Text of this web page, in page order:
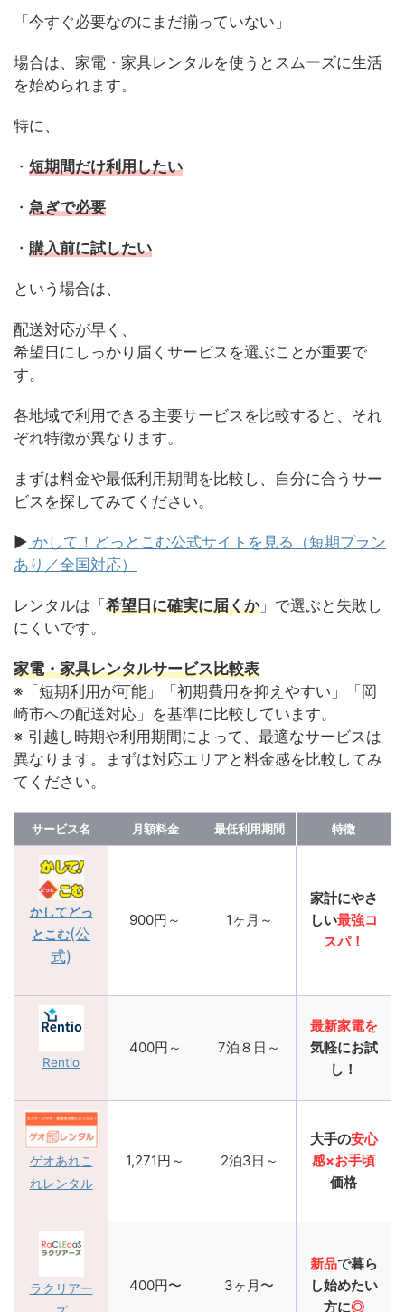
「今すぐ必要なのにまだ揃っていない」
場合は、家電・家具レンタルを使うとスムーズに生活
を始められます。
特に、
・ 短期間だけ利用したい
・ 急ぎで必要
・ 購入前に試したい
という場合は、
配送対応が早く、
希望日にしっかり届くサービスを選ぶことが重要で
す。
各地域で利用できる主要サービスを比較すると、それ
ぞれ特徴が異なります。
まずは料金や最低利用期間を比較し、自分に合うサー
ビスを探してみてください。
▶ かして！どっとこむ公式サイトを見る（短期プラン
あり／全国対応）
レンタルは「希望日に確実に届くか」で選ぶと失敗し
にくいです。
家電・家具レンタルサービス比較表
※「短期利用が可能」「初期費用を抑えやすい」「岡
崎市への配送対応」を基準に比較しています。
※ 引越し時期や利用期間によって、最適なサービスは
異なります。まずは対応エリアと料金感を比較してみ
てください。
サービス名 月額料金 最低利用期間 特徴
かしてどっ
とこむ(公
式)
900円～ 1ヶ月～
家計にやさ
しい最強コ
スパ！
Rentio
400円～ 7泊８日～
最新家電を
気軽にお試
し！
ゲオあれこ
れレンタル
1,271円～ 2泊3日～
大手の安心
感×お手頃
価格
ラクリアー
400円〜 3ヶ月〜
新品で暮ら
し始めたい
方に◎